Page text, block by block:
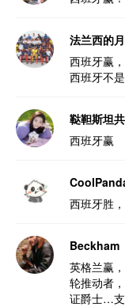
法兰西的
西班牙赢
西班牙不
鞑靼斯坦
西班牙赢
西班牙胜
Beckham
英格兰赢
轮推动者
证爵士…